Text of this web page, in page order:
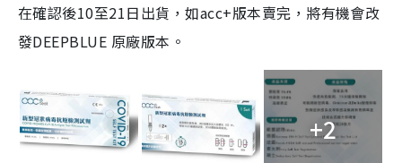
在確認後10至21日出貨，如acc+版本賣完，將有機會改
發DEEPBLUE 原廠版本。
+2